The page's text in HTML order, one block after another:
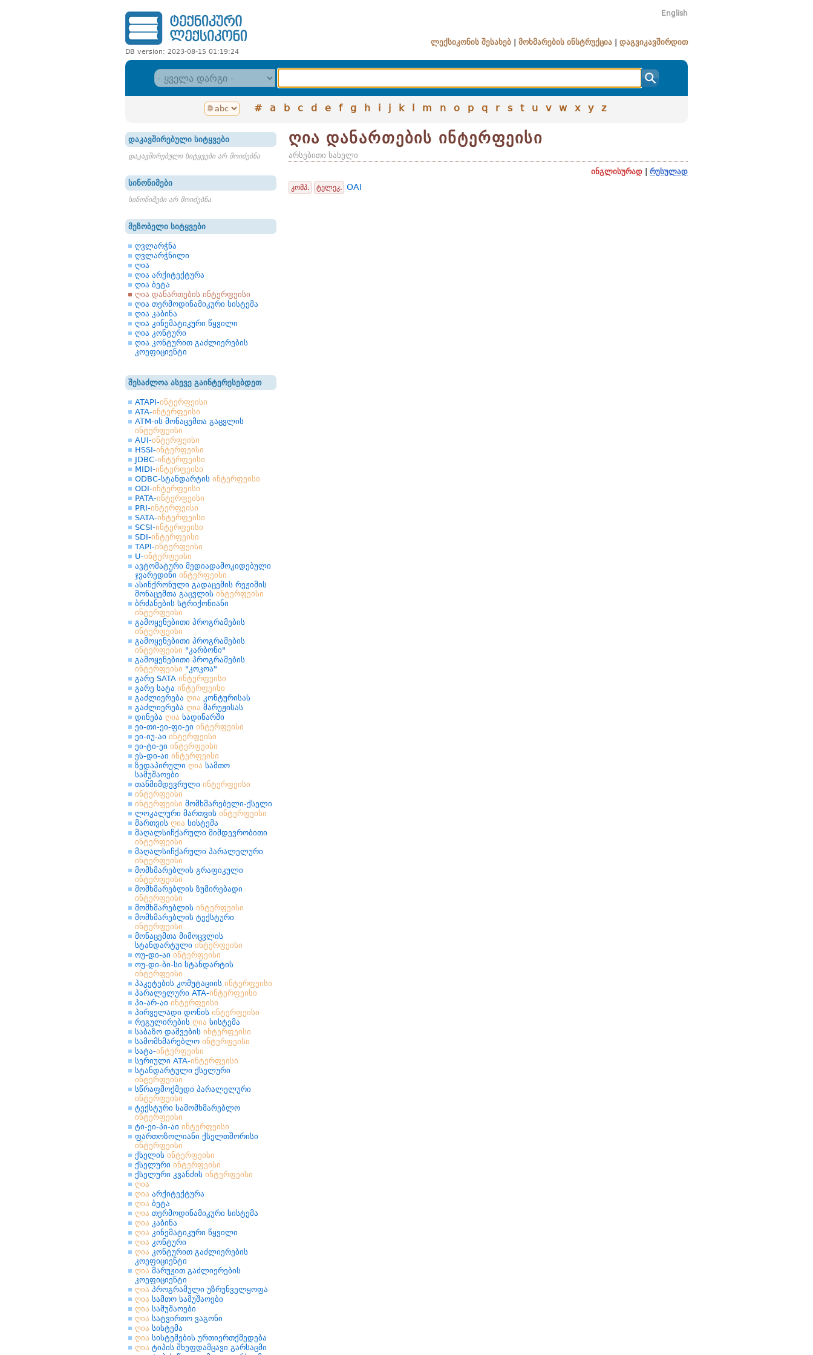
DB version: 2023-08-15 01:19:24
English
ლექსიკონის შესახებ მოხმარების ინსტრუქცია დაგვიკავშირდით
# a b c d e f g h i j k l m n o p q r s t u v w x y z
დაკავშირებული სიტყვები
დაკავშირებული სიტყვები არ მოიძებნა
სინონიმები
სინონიმები არ მოიძებნა
მეზობელი სიტყვები
ღვლარჭნა
ღვლარჭნილი
ღია
ღია არქიტექტურა
ღია ბეტა
ღია დანართების ინტერფეისი
ღია თერმოდინამიკური სისტემა
ღია კაბინა
ღია კინემატიკური წყვილი
ღია კონტური
ღია კონტურით გაძლიერების
კოეფიციენტი
შესაძლოა ასევე გაინტერესებდეთ
ATAPI-ინტერფეისი
ATA-ინტერფეისი
ATM-ის მონაცემთა გაცვლის
ინტერფეისი
AUI-ინტერფეისი
HSSI-ინტერფეისი
JDBC-ინტერფეისი
MIDI-ინტერფეისი
ODBC-სტანდარტის ინტერფეისი
ODI-ინტერფეისი
PATA-ინტერფეისი
PRI-ინტერფეისი
SATA-ინტერფეისი
SCSI-ინტერფეისი
SDI-ინტერფეისი
TAPI-ინტერფეისი
U-ინტერფეისი
ავტომატური მედიადამოკიდებული
ჯვარედინი ინტერფეისი
ასინქრონული გადაცემის რეჟიმის
მონაცემთა გაცვლის ინტერფეისი
ბრძანების სტრიქონიანი
ინტერფეისი
გამოყენებითი პროგრამების
ინტერფეისი
გამოყენებითი პროგრამების
ინტერფეისი "კარბონი"
გამოყენებითი პროგრამების
ინტერფეისი "კოკოა"
გარე SATA ინტერფეისი
გარე სატა ინტერფეისი
გაძლიერება ღია კონტურისას
გაძლიერება ღია მარუჟისას
დინება ღია სადინარში
ეი-თი-ეი-ფი-ეი ინტერფეისი
ეი-იუ-აი ინტერფეისი
ეი-ტი-ეი ინტერფეისი
ეს-დი-აი ინტერფეისი
ზედაპირული ღია სამთო
სამუშაოები
თანმიმდევრული ინტერფეისი
ინტერფეისი
ინტერფეისი მომხმარებელი-ქსელი
ლოკალური მართვის ინტერფეისი
მართვის ღია სისტემა
მაღალსიჩქარული მიმდევრობითი
ინტერფეისი
მაღალსიჩქარული პარალელური
ინტერფეისი
მომხმარებლის გრაფიკული
ინტერფეისი
მომხმარებლის ზუმირებადი
ინტერფეისი
მომხმარებლის ინტერფეისი
მომხმარებლის ტექსტური
ინტერფეისი
მონაცემთა მიმოცვლის
სტანდარტული ინტერფეისი
ოუ-დი-აი ინტერფეისი
ოუ-დი-ბი-სი სტანდარტის
ინტერფეისი
პაკეტების კომუტაციის ინტერფეისი
პარალელური ATA-ინტერფეისი
პი-არ-აი ინტერფეისი
პირველადი დონის ინტერფეისი
რეგულირების ღია სისტემა
საბაზო დაშვების ინტერფეისი
სამომხმარებლო ინტერფეისი
სატა-ინტერფეისი
სერიული ATA-ინტერფეისი
სტანდარტული ქსელური
ინტერფეისი
სწრაფმოქმედი პარალელური
ინტერფეისი
ტექსტური სამომხმარებლო
ინტერფეისი
ტი-ეი-პი-აი ინტერფეისი
ფართოზოლიანი ქსელთშორისი
ინტერფეისი
ქსელის ინტერფეისი
ქსელური ინტერფეისი
ქსელური კვანძის ინტერფეისი
ღია
ღია არქიტექტურა
ღია ბეტა
ღია თერმოდინამიკური სისტემა
ღია კაბინა
ღია კინემატიკური წყვილი
ღია კონტური
ღია კონტურით გაძლიერების
კოეფიციენტი
ღია მარუჟით გაძლიერების
კოეფიციენტი
ღია პროგრამული უზრუნველყოფა
ღია სამთო სამუშაოები
ღია სამუშაოები
ღია სატვირთო ვაგონი
ღია სისტემა
ღია სისტემების ურთიერთქმედება
ღია ტიპის შხეფდამცავი გარსაცმი
ღია დანართების ინტერფეისი
არსებითი სახელი
ინგლისურად
რუსულად
კომპ. ტელეკ. OAI